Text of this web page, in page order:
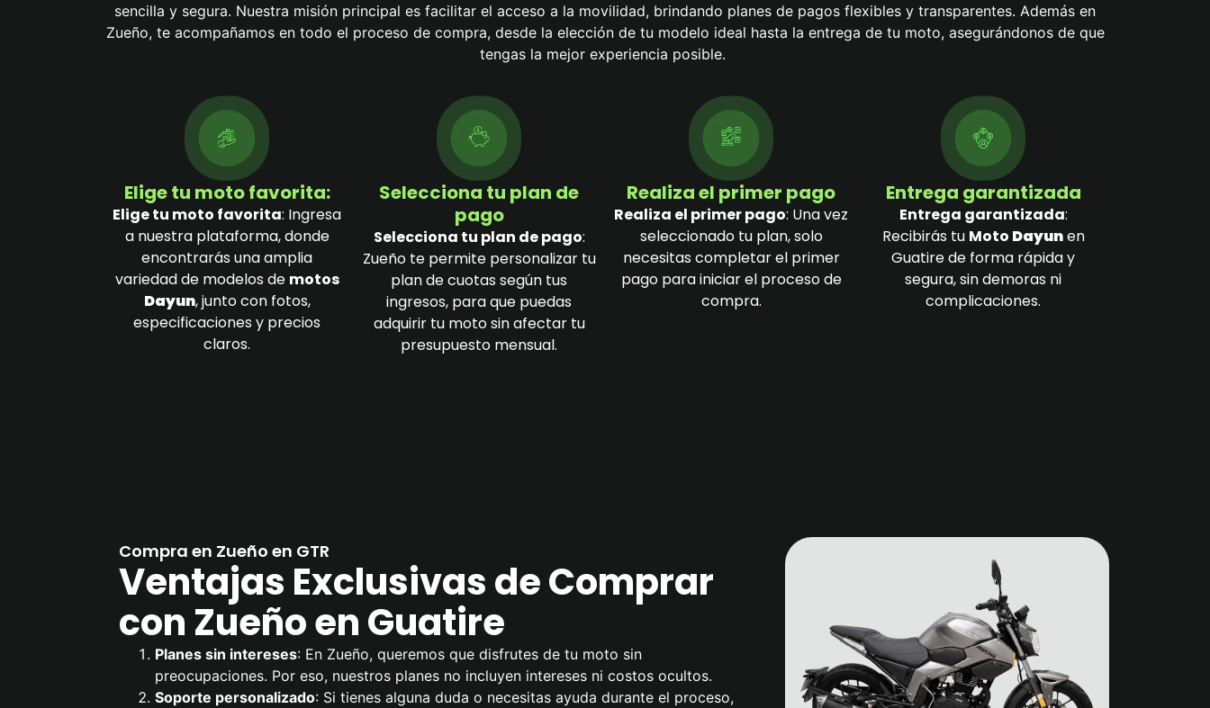
sencilla y segura. Nuestra misión principal es facilitar el acceso a la movilidad, brindando planes de pagos flexibles y transparentes. Además en
Zueño, te acompañamos en todo el proceso de compra, desde la elección de tu modelo ideal hasta la entrega de tu moto, asegurándonos de que
tengas la mejor experiencia posible.
Elige tu moto favorita:
Elige tu moto favorita: Ingresa
a nuestra plataforma, donde
encontrarás una amplia
variedad de modelos de motos
Dayun, junto con fotos,
especificaciones y precios
claros.
Selecciona tu plan de
pago
Selecciona tu plan de pago:
Zueño te permite personalizar tu
plan de cuotas según tus
ingresos, para que puedas
adquirir tu moto sin afectar tu
presupuesto mensual.
Realiza el primer pago
Realiza el primer pago: Una vez
seleccionado tu plan, solo
necesitas completar el primer
pago para iniciar el proceso de
compra.
Entrega garantizada
Entrega garantizada:
Recibirás tu Moto Dayunen
Guatire de forma rápida y
segura, sin demoras ni
complicaciones.
Compra en Zueño en GTR
Ventajas Exclusivas de Comprar
con Zueño en Guatire
Planes sin intereses: En Zueño, queremos que disfrutes de tu moto sin
preocupaciones. Por eso, nuestros planes no incluyen intereses ni costos ocultos.
Soporte personalizado: Si tienes alguna duda o necesitas ayuda durante el proceso,